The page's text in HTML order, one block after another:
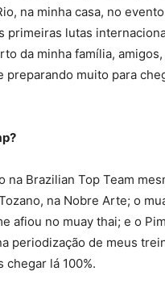
na minha casa, no
primeiras lutas
da minha família,
preparando muito para
na Brazilian Top Team
na Nobre Arte; o
afiou no muay thai; e o
periodização de meus
chegar lá 100%.